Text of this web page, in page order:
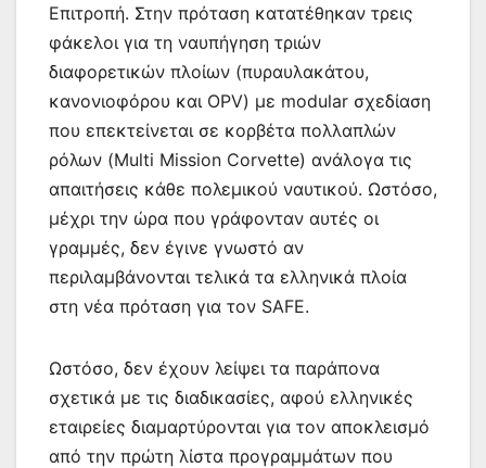
Επιτροπή. Στην πρόταση κατατέθηκαν τρεις
φάκελοι για τη ναυπήγηση τριών
διαφορετικών πλοίων (πυραυλακάτου,
κανονιοφόρου και OPV) με modular σχεδίαση
που επεκτείνεται σε κορβέτα πολλαπλών
ρόλων (Multi Mission Corvette) ανάλογα τις
απαιτήσεις κάθε πολεμικού ναυτικού. Ωστόσο,
μέχρι την ώρα που γράφονταν αυτές οι
γραμμές, δεν έγινε γνωστό αν
περιλαμβάνονται τελικά τα ελληνικά πλοία
στη νέα πρόταση για τον SAFE.
Ωστόσο, δεν έχουν λείψει τα παράπονα
σχετικά με τις διαδικασίες, αφού ελληνικές
εταιρείες διαμαρτύρονται για τον αποκλεισμό
από την πρώτη λίστα προγραμμάτων που